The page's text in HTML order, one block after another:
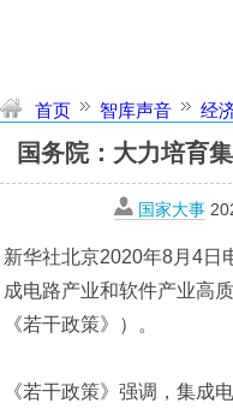
首页 智库声音 经
国务院：大力培育
国家大事
新华社北京2020年8月4日
成电路产业和软件产业高
《若干政策》）。
《若干政策》强调，集成